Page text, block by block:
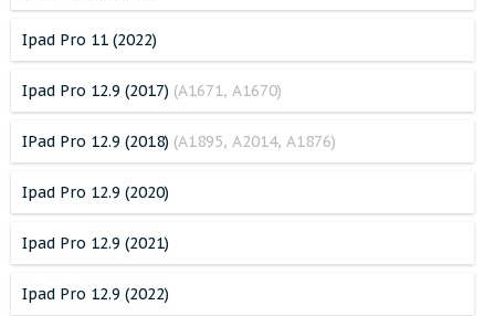
Ipad Pro 11 (2022)
Ipad Pro 12.9 (2017) (A1671, A1670)
IPad Pro 12.9 (2018) (A1895, A2014, A1876)
Ipad Pro 12.9 (2020)
Ipad Pro 12.9 (2021)
Ipad Pro 12.9 (2022)